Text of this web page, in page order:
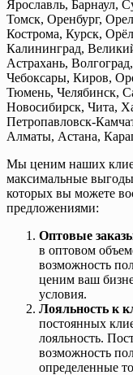
Ярославль, Барнаул,
Томск, Оренбург,
Кострома, Курск,
Калининград,
Астрахань,
Чебоксары, Киров,
Тюмень, Челябинск,
Новосибирск, Чита,
Петропавловск-
Алматы, Астана,
Мы ценим наших
максимальные
которых вы можете
предложениями:
Оптовые
в оптовом
возможность
ценим ваш
условия.
Лояльность к
постоянных
лояльность.
возможность
определенные